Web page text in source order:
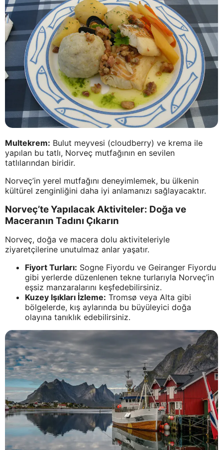
Multekrem: Bulut meyvesi (cloudberry) ve krema ile
yapılan bu tatlı, Norveç mutfağının en sevilen
tatlılarından biridir.
Norveç’in yerel mutfağını deneyimlemek, bu ülkenin
kültürel zenginliğini daha iyi anlamanızı sağlayacaktır.
Norveç’te Yapılacak Aktiviteler: Doğa ve
Maceranın Tadını Çıkarın
Norveç, doğa ve macera dolu aktiviteleriyle
ziyaretçilerine unutulmaz anlar yaşatır.
Fiyort Turları: Sogne Fiyordu ve Geiranger Fiyordu
gibi yerlerde düzenlenen tekne turlarıyla Norveç’in
eşsiz manzaralarını keşfedebilirsiniz.
Kuzey Işıkları İzleme: Tromsø veya Alta gibi
bölgelerde, kış aylarında bu büyüleyici doğa
olayına tanıklık edebilirsiniz.